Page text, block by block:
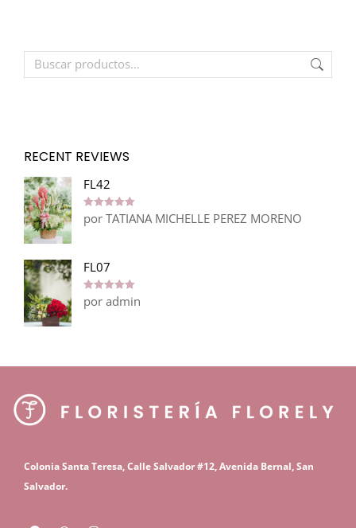
RECENT REVIEWS
FL42
Valorado en
5
por TATIANA MICHELLE PEREZ MORENO
FL07
Valorado en
5
por admin
Colonia Santa Teresa, Calle Salvador #12,Avenida Bernal, San
Salvador.